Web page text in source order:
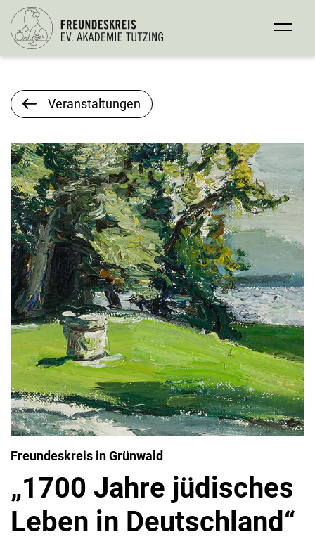
Veranstaltungen
Freundeskreis in Grünwald
„1700 Jahre jüdisches
Leben in Deutschland“